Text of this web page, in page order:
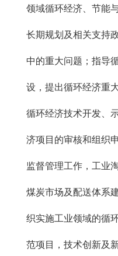
领域循环经济、节能
长期规划及相关支持
中的重大问题；指导
设，提出循环经济重
循环经济技术开发、
济项目的审核和组织
监督管理工作，工业
煤炭市场及配送体系
织实施工业领域的循
范项目，技术创新及